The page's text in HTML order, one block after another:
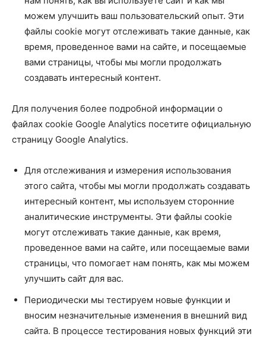
можем улучшить ваш пользовательский опыт. Эти
файлы cookie могут отслеживать такие данные, как
время, проведенное вами на сайте, и посещаемые
вами страницы, чтобы мы могли продолжать
создавать интересный контент.
Для получения более подробной информации о
файлах cookie Google Analytics посетите официальную
страницу Google Analytics.
Для отслеживания и измерения использования
этого сайта, чтобы мы могли продолжать создавать
интересный контент, мы используем сторонние
аналитические инструменты. Эти файлы cookie
могут отслеживать такие данные, как время,
проведенное вами на сайте, или посещаемые вами
страницы, что помогает нам понять, как мы можем
улучшить сайт для вас.
Периодически мы тестируем новые функции и
вносим незначительные изменения в внешний вид
сайта. В процессе тестирования новых функций эти